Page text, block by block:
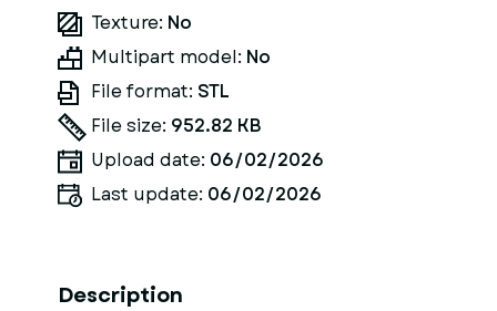
Texture: No
Multipart model: No
File format: STL
File size: 952.82 KB
Upload date: 06/02/2026
Last update: 06/02/2026
Description